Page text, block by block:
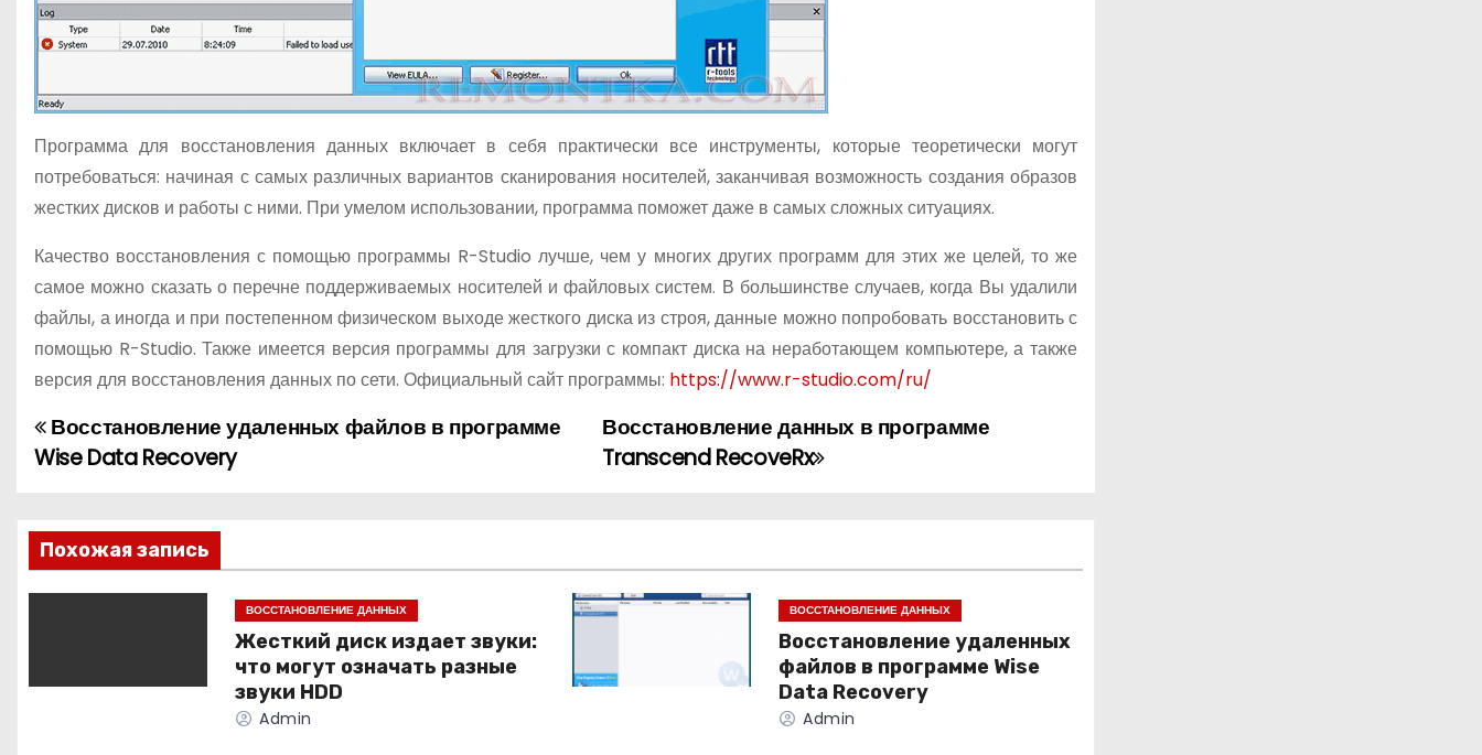
Программа для восстановления данных включает в себя практически все инструменты, которые теоретически могут
потребоваться: начиная с самых различных вариантов сканирования носителей, заканчивая возможность создания образов
жестких дисков и работы с ними. При умелом использовании, программа поможет даже в самых сложных ситуациях.
Качество восстановления с помощью программы R-Studio лучше, чем у многих других программ для этих же целей, то же
самое можно сказать о перечне поддерживаемых носителей и файловых систем. В большинстве случаев, когда Вы удалили
файлы, а иногда и при постепенном физическом выходе жесткого диска из строя, данные можно попробовать восстановить с
помощью R-Studio. Также имеется версия программы для загрузки с компакт диска на неработающем компьютере, а также
версия для восстановления данных по сети. Официальный сайт программы: https://www.r-studio.com/ru/
Н
в
и
Восстановление данных в программе
Transcend RecoveRx
Восстановление удаленных файлов в программе
Wise Data Recovery
Похожая запись
ВОССТАНОВЛЕНИЕ ДАННЫХ
Жесткий диск издает звуки:
что могут означать разные
звуки HDD
Admin
ВОССТАНОВЛЕНИЕ ДАННЫХ
Восстановление удаленных
файлов в программе Wise
Data Recovery
Admin